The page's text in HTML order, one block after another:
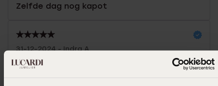
Zelfde dag nog kapot
31-12-2024 - Indra A.